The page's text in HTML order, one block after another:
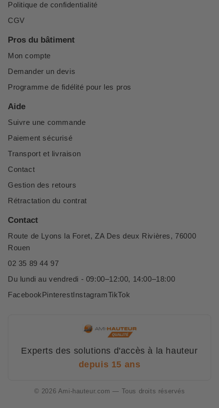
Politique de confidentialité
CGV
Pros du bâtiment
Mon compte
Demander un devis
Programme de fidélité pour les pros
Aide
Suivre une commande
Paiement sécurisé
Transport et livraison
Contact
Gestion des retours
Rétractation du contrat
Contact
Route de Lyons la Foret, ZA Des deux Rivières, 76000
Rouen
02 35 89 44 97
Du lundi au vendredi - 09:00–12:00, 14:00–18:00
FacebookPinterestInstagramTikTok
Experts des solutions d'accès à la hauteur
depuis 15 ans
© 2026 Ami-hauteur.com — Tous droits réservés